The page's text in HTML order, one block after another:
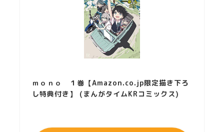
ｍｏｎｏ １巻【Amazon.co.jp限定描き下ろ
し特典付き】 (まんがタイムKRコミックス)